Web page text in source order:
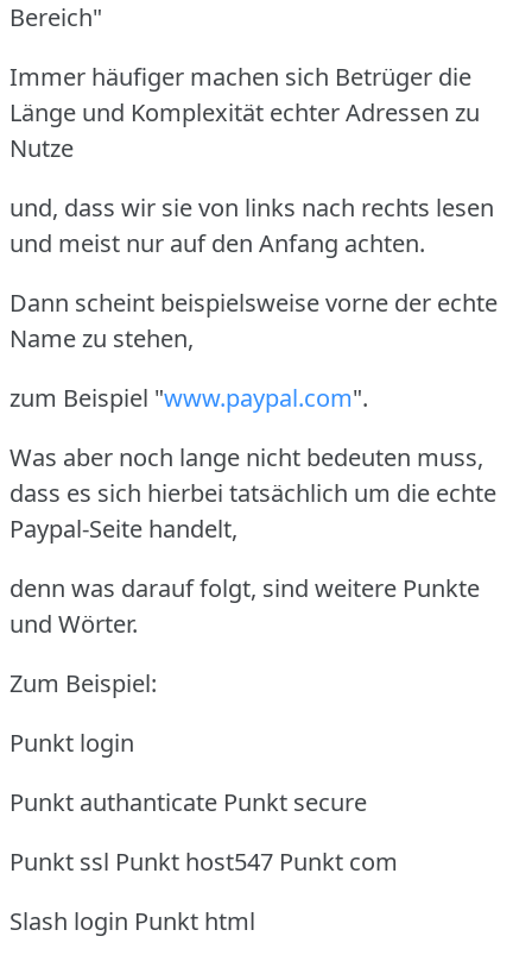
Bereich"
Immer häufiger machen sich Betrüger die
Länge und Komplexität echter Adressen zu
Nutze
und, dass wir sie von links nach rechts lesen
und meist nur auf den Anfang achten.
Dann scheint beispielsweise vorne der echte
Name zu stehen,
zum Beispiel "www.paypal.com".
Was aber noch lange nicht bedeuten muss,
dass es sich hierbei tatsächlich um die echte
Paypal-Seite handelt,
denn was darauf folgt, sind weitere Punkte
und Wörter.
Zum Beispiel:
Punkt login
Punkt authanticate Punkt secure
Punkt ssl Punkt host547 Punkt com
Slash login Punkt html